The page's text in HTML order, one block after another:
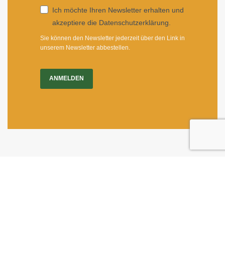
Ich möchte Ihren Newsletter erhalten und
akzeptiere die Datenschutzerklärung.
Sie können den Newsletter jederzeit über den Link in
unserem Newsletter abbestellen.
ANMELDEN